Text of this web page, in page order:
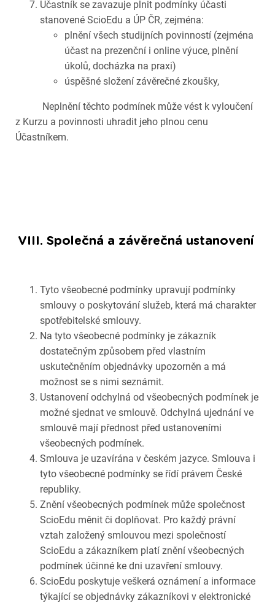
Účastník se zavazuje plnit podmínky účasti
stanovené ScioEdu a ÚP ČR, zejména:
plnění všech studijních povinností (zejména
účast na prezenční i online výuce, plnění
úkolů, docházka na praxi)
úspěšné složení závěrečné zkoušky,
Neplnění těchto podmínek může vést k vyloučení
z Kurzu a povinnosti uhradit jeho plnou cenu
Účastníkem.
VIII. Společná a závěrečná ustanovení
Tyto všeobecné podmínky upravují podmínky
smlouvy o poskytování služeb, která má charakter
spotřebitelské smlouvy.
Na tyto všeobecné podmínky je zákazník
dostatečným způsobem před vlastním
uskutečněním objednávky upozorněn a má
možnost se s nimi seznámit.
Ustanovení odchylná od všeobecných podmínek je
možné sjednat ve smlouvě. Odchylná ujednání ve
smlouvě mají přednost před ustanoveními
všeobecných podmínek.
Smlouva je uzavírána v českém jazyce. Smlouva i
tyto všeobecné podmínky se řídí právem České
republiky.
Znění všeobecných podmínek může společnost
ScioEdu měnit či doplňovat. Pro každý právní
vztah založený smlouvou mezi společností
ScioEdu a zákazníkem platí znění všeobecných
podmínek účinné ke dni uzavření smlouvy.
ScioEdu poskytuje veškerá oznámení a informace
týkající se objednávky zákazníkovi v elektronické